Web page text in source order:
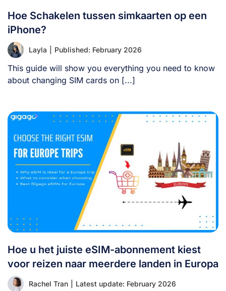
Hoe Schakelen tussen simkaarten op een
iPhone?
Layla Published: February 2026
This guide will show you everything you need to know
about changing SIM cards on [...]
Hoe u het juiste eSIM-abonnement kiest
voor reizen naar meerdere landen in Europa
Rachel Tran Latest update: February 2026